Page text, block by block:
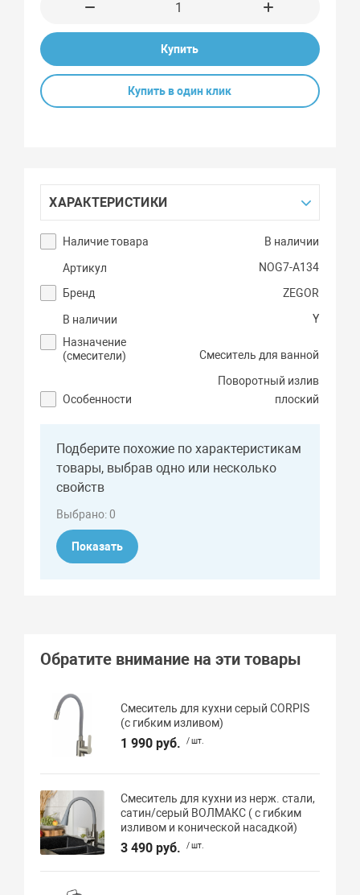
Купить
Купить в один клик
ХАРАКТЕРИСТИКИ
Наличие товара В наличии
Артикул
NOG7-A134
Бренд
ZEGOR
В наличии
Y
Назначение
(смесители)
Смеситель для ванной
Особенности
Поворотный излив
плоский
Подберите похожие по характеристикам
товары, выбрав одно или несколько
свойств
Выбрано:0
Показать
Обратите внимание на эти товары
Смеситель для кухни серый CORPIS
(с гибким изливом)
1 990 руб. / шт.
Смеситель для кухни из нерж. стали,
сатин/серый ВОЛМАКС ( с гибким
изливом и конической насадкой)
3 490 руб. / шт.